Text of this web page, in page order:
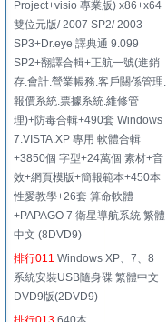
Project+visio 專業版) x86+x64
雙位元版/ 2007 SP2/ 2003
SP3+Dr.eye 譯典通 9.099
SP2+翻譯合輯+正航一號(進銷
存.會計.營業帳務.客戶關係管理.
報價系統.票據系統.維修管
理)+防毒合輯+490套 Windows
7.VISTA.XP 專用 軟體合輯
+3850個 字型+24萬個 素材+音
效+網頁模版+簡報範本+450本
性愛教學+26套 算命軟體
+PAPAGO 7 衛星導航系統 繁體
中文 (8DVD9)
排行011 Windows XP、7、8
系統安裝USB隨身碟 繁體中文
DVD9版(2DVD9)